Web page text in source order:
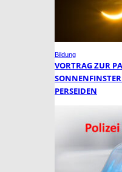
Bildung
VORTRAG ZUR
PERSEIDEN